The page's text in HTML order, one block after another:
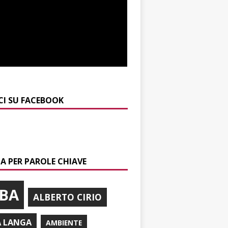
SU FACEBOOK
PER PAROLE CHIAVE
ALBERTO CIRIO
LANGA AMBIENTE